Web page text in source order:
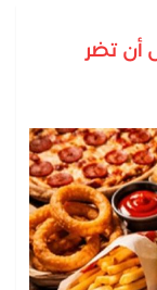
أن تضر